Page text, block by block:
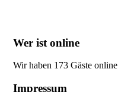
Wer ist online
Wir haben 173 Gäste online
Impressum